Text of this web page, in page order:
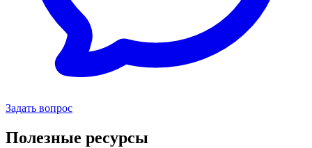
Задать вопрос
Полезные ресурсы